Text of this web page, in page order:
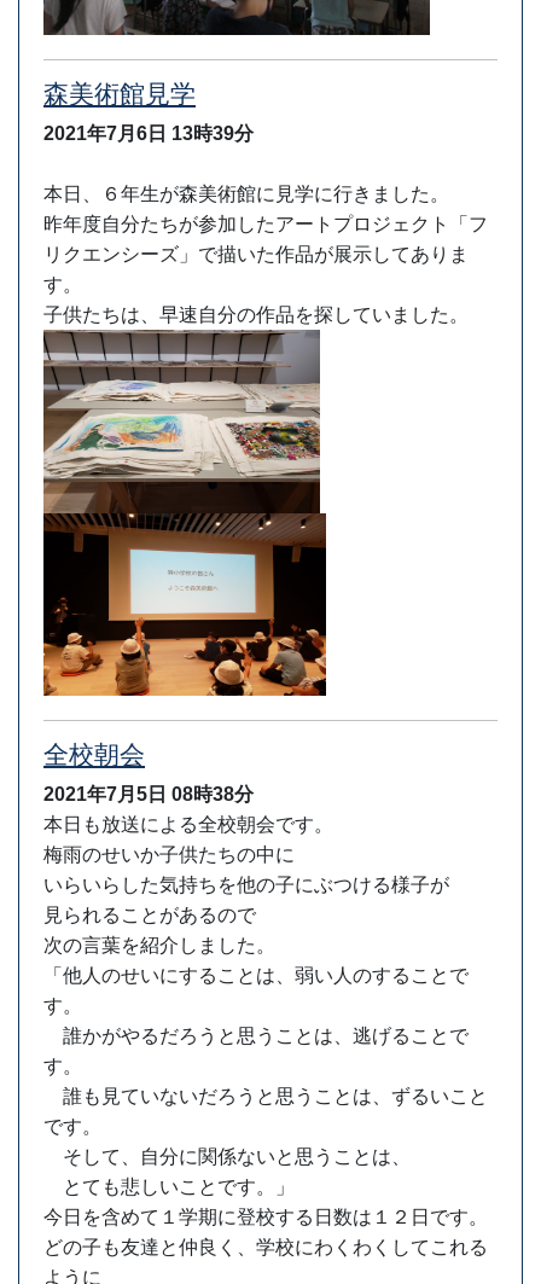
森美術館見学
2021年7月6日 13時39分
本日、６年生が森美術館に見学に行きました。
昨年度自分たちが参加したアートプロジェクト「フ
リクエンシーズ」で描いた作品が展示してありま
す。
子供たちは、早速自分の作品を探していました。
全校朝会
2021年7月5日 08時38分
本日も放送による全校朝会です。
梅雨のせいか子供たちの中に
いらいらした気持ちを他の子にぶつける様子が
見られることがあるので
次の言葉を紹介しました。
「他人のせいにすることは、弱い人のすることで
す。
誰かがやるだろうと思うことは、逃げることで
す。
誰も見ていないだろうと思うことは、ずるいこと
です。
そして、自分に関係ないと思うことは、
とても悲しいことです。」
今日を含めて１学期に登校する日数は１２日です。
どの子も友達と仲良く、学校にわくわくしてこれる
ように